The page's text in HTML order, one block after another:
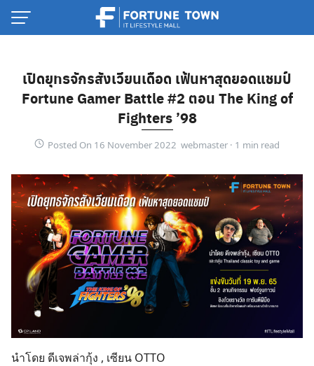
Skip
Thai
English
เปิดยุทธจักรสังเวียนเดือด เฟ้นหาสุดยอดแชมป์
Fortune Gamer Battle #2 ตอน The King of
Fighters ’98
Posted On 16 November 2022 webmaster ·
นำโดย ดีเจพล่ากุ้ง , เซียน OTTO